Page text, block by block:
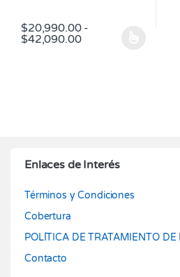
$20,990.00 -
$42,090.00Rango de
Este producto tiene múltiples
Enlaces de Interés
Términos y Condiciones
Cobertura
POLÍTICA DE TRATAMIENTO DE
Contacto